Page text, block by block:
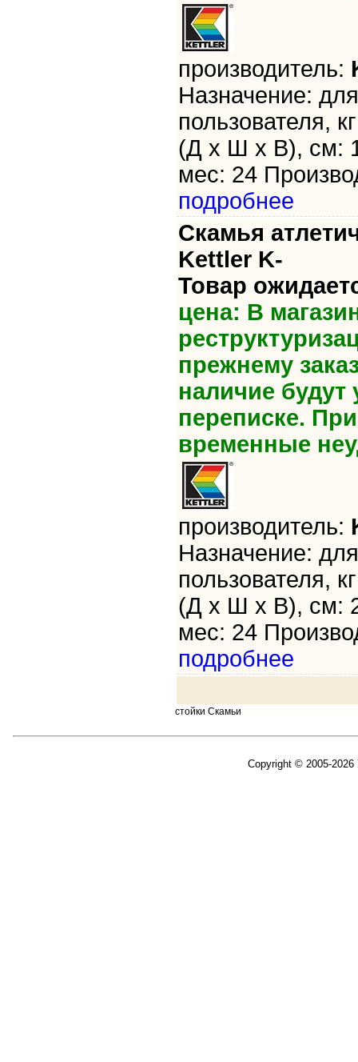
производитель:
Назначение:
пользователя,
(Д х Ш х В), см:
мес: 24
подробнее
Скамья
Kettler K-
Товар
цена: В
прежнему
наличие будут
переписке.
временные
производитель:
Назначение:
пользователя,
(Д х Ш х В), см:
мес: 24
подробнее
стойки Скамьи
Copyright © 2005-2026